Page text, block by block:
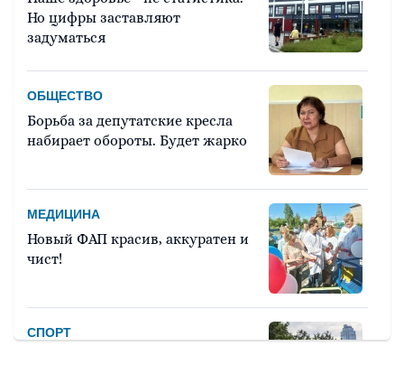
Но цифры заставляют
задуматься
ОБЩЕСТВО
Борьба за депутатские кресла
набирает обороты. Будет жарко
МЕДИЦИНА
Новый ФАП красив, аккуратен и
чист!
СПОРТ